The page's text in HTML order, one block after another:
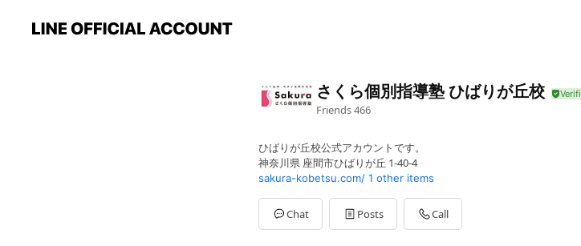
さくら個別指導塾 ひばりが丘校
Friends466
ひばりが丘校公式アカウントです。
神奈川県 座間市ひばりが丘 1-40-4
sakura-kobetsu.com/ 1 other items
Chat Posts Call